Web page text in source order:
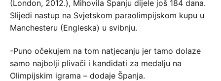
(London, 2012.), Mihovila Španju dijele još 184 dana.
Slijedi nastup na Svjetskom paraolimpijskom kupu u
Manchesteru (Engleska) u svibnju.
-Puno očekujem na tom natjecanju jer tamo dolaze
samo najbolji plivači i kandidati za medalju na
Olimpijskim igrama – dodaje Španja.